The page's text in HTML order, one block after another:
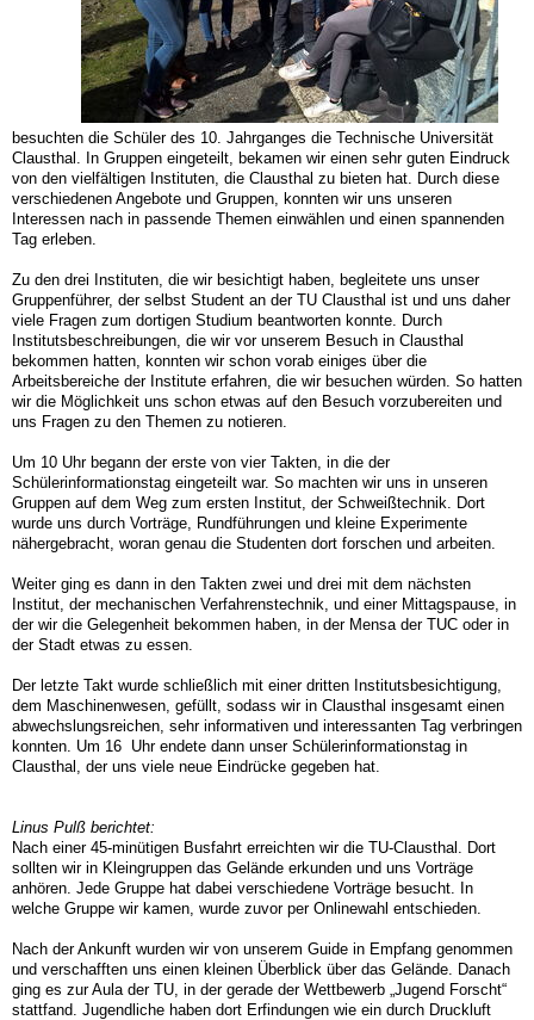
besuchten die Schüler des 10. Jahrganges die Technische Universität
Clausthal. In Gruppen eingeteilt, bekamen wir einen sehr guten Eindruck
von den vielfältigen Instituten, die Clausthal zu bieten hat. Durch diese
verschiedenen Angebote und Gruppen, konnten wir uns unseren
Interessen nach in passende Themen einwählen und einen spannenden
Tag erleben.
Zu den drei Instituten, die wir besichtigt haben, begleitete uns unser
Gruppenführer, der selbst Student an der TU Clausthal ist und uns daher
viele Fragen zum dortigen Studium beantworten konnte. Durch
Institutsbeschreibungen, die wir vor unserem Besuch in Clausthal
bekommen hatten, konnten wir schon vorab einiges über die
Arbeitsbereiche der Institute erfahren, die wir besuchen würden. So hatten
wir die Möglichkeit uns schon etwas auf den Besuch vorzubereiten und
uns Fragen zu den Themen zu notieren.
Um 10 Uhr begann der erste von vier Takten, in die der
Schülerinformationstag eingeteilt war. So machten wir uns in unseren
Gruppen auf dem Weg zum ersten Institut, der Schweißtechnik. Dort
wurde uns durch Vorträge, Rundführungen und kleine Experimente
nähergebracht, woran genau die Studenten dort forschen und arbeiten.
Weiter ging es dann in den Takten zwei und drei mit dem nächsten
Institut, der mechanischen Verfahrenstechnik, und einer Mittagspause, in
der wir die Gelegenheit bekommen haben, in der Mensa der TUC oder in
der Stadt etwas zu essen.
Der letzte Takt wurde schließlich mit einer dritten Institutsbesichtigung,
dem Maschinenwesen, gefüllt, sodass wir in Clausthal insgesamt einen
abwechslungsreichen, sehr informativen und interessanten Tag verbringen
konnten. Um 16 Uhr endete dann unser Schülerinformationstag in
Clausthal, der uns viele neue Eindrücke gegeben hat.
Linus Pulß berichtet:
Nach einer 45-minütigen Busfahrt erreichten wir die TU-Clausthal. Dort
sollten wir in Kleingruppen das Gelände erkunden und uns Vorträge
anhören. Jede Gruppe hat dabei verschiedene Vorträge besucht. In
welche Gruppe wir kamen, wurde zuvor per Onlinewahl entschieden.
Nach der Ankunft wurden wir von unserem Guide in Empfang genommen
und verschafften uns einen kleinen Überblick über das Gelände. Danach
ging es zur Aula der TU, in der gerade der Wettbewerb „Jugend Forscht“
stattfand. Jugendliche haben dort Erfindungen wie ein durch Druckluft